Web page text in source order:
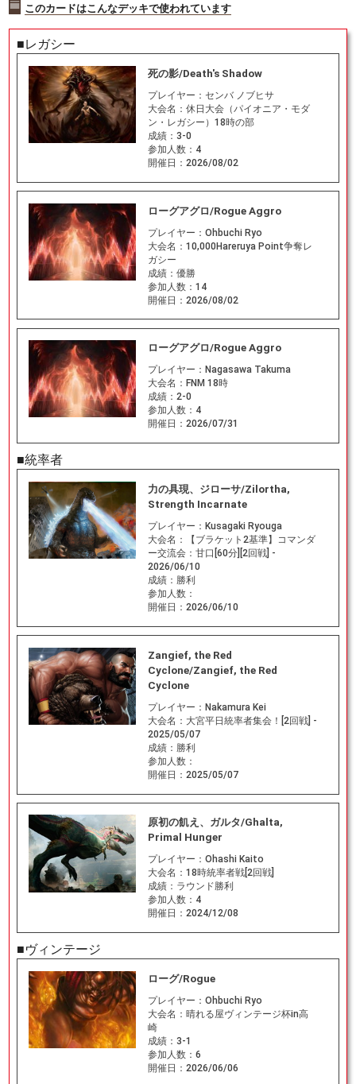
このカードはこんなデッキで使われています
■レガシー
死の影/Death's Shadow
プレイヤー： センバ ノブヒサ
大会名： 休日大会（パイオニア・モダ
ン・レガシー）18時の部
成績： 3-0
参加人数： 4
開催日： 2026/08/02
ローグアグロ/Rogue Aggro
プレイヤー： Ohbuchi Ryo
大会名： 10,000Hareruya Point争奪レ
ガシー
成績： 優勝
参加人数： 14
開催日： 2026/08/02
ローグアグロ/Rogue Aggro
プレイヤー： Nagasawa Takuma
大会名： FNM 18時
成績： 2-0
参加人数： 4
開催日： 2026/07/31
■統率者
力の具現、ジローサ/Zilortha,
Strength Incarnate
プレイヤー： Kusagaki Ryouga
大会名：
【ブラケット2基準】コマンダ
ー交流会：甘口[60分][2回戦] -
2026/06/10
成績： 勝利
参加人数：
開催日： 2026/06/10
Zangief, the Red
Cyclone/Zangief, the Red
Cyclone
プレイヤー： Nakamura Kei
大会名： 大宮平日統率者集会！[2回戦] -
2025/05/07
成績： 勝利
参加人数：
開催日： 2025/05/07
原初の飢え、ガルタ/Ghalta,
Primal Hunger
プレイヤー： Ohashi Kaito
大会名： 18時統率者戦[2回戦]
成績： ラウンド勝利
参加人数： 4
開催日： 2024/12/08
■ヴィンテージ
ローグ/Rogue
プレイヤー： Ohbuchi Ryo
大会名： 晴れる屋ヴィンテージ杯in高
崎
成績： 3-1
参加人数： 6
開催日： 2026/06/06